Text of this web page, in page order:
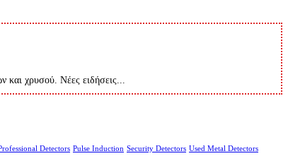
χρυσού. Νέες ειδήσεις...
Detectors Pulse Induction Security Detectors Used Metal Detectors